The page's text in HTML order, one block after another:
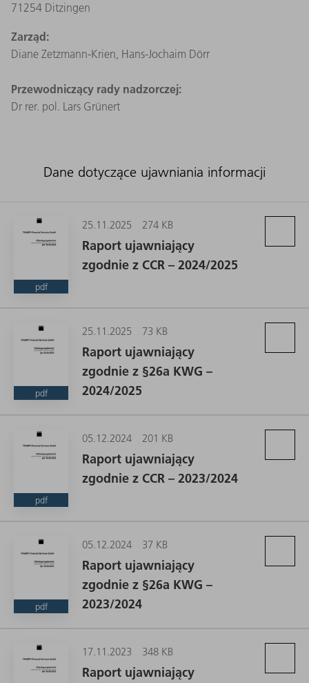
71254 Ditzingen
Zarząd:
Diane Zetzmann‑Krien, Hans-Jochaim Dörr
Przewodniczący rady nadzorczej:
Dr rer. pol. Lars Grünert
Dane dotyczące ujawniania informacji
pdf
25.11.2025 274 KB
Raport ujawniający
zgodnie z CCR – 2024/2025
pdf
25.11.2025 73 KB
Raport ujawniający
zgodnie z §26a KWG –
2024/2025
pdf
05.12.2024 201 KB
Raport ujawniający
zgodnie z CCR – 2023/2024
pdf
05.12.2024 37 KB
Raport ujawniający
zgodnie z §26a KWG –
2023/2024
17.11.2023 348 KB
Raport ujawniający